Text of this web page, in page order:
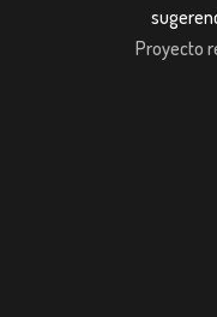
Proyecto